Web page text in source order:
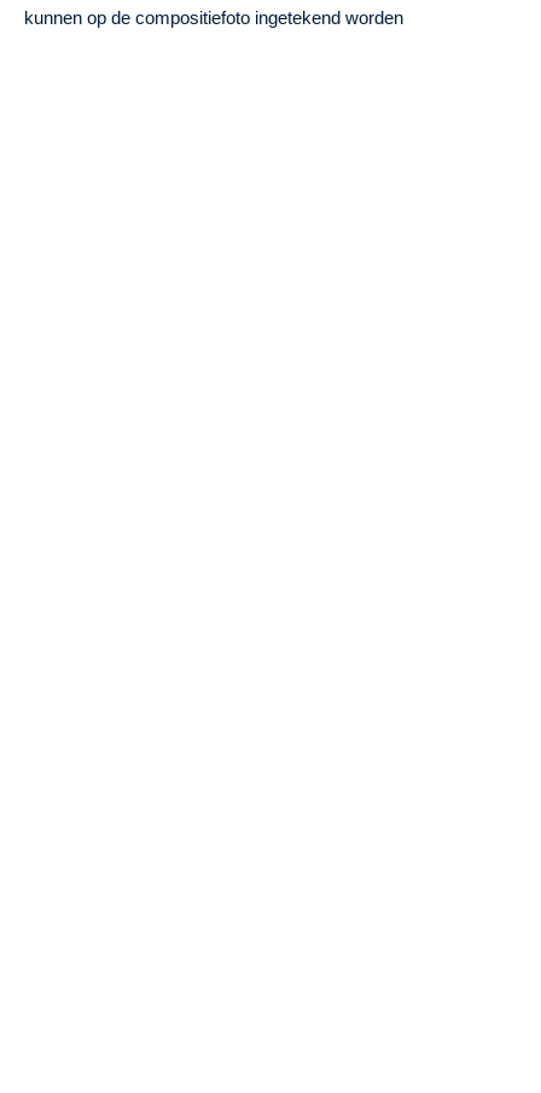
kunnen op de compositiefoto ingetekend worden